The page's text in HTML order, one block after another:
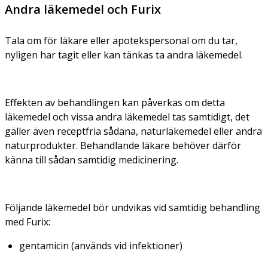
Andra läkemedel och Furix
Tala om för läkare eller apotekspersonal om du tar,
nyligen har tagit eller kan tänkas ta andra läkemedel.
Effekten av behandlingen kan påverkas om detta
läkemedel och vissa andra läkemedel tas samtidigt, det
gäller även receptfria sådana, naturläkemedel eller andra
naturprodukter. Behandlande läkare behöver därför
känna till sådan samtidig medicinering.
Följande läkemedel bör undvikas vid samtidig behandling
med Furix:
gentamicin (används vid infektioner)